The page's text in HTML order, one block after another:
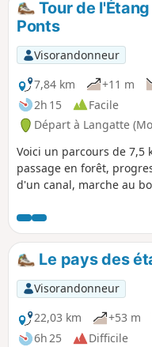
Tour de
Ponts
Visorandonneur
7,84 km
+11 m
2h 15
Facile
Départ à Langatte
Voici un parcours de 7,5
passage en forêt,
d'un canal, marche au
dénivelé est très faible,
aménagés, praticables
de pluie. De plus, on
pique-nique et des
se reposer. Cette petite
donc idéale à pratiquer
présente aucune
Le pays des
Visorandonneur
22,03 km
+53 m
6h 25
Difficile